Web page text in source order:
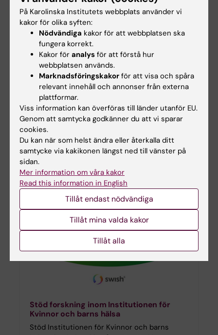
Kompetenscenter för XR-teknik
XR-center som driver innovation, utvärdering
och implementering av XR-teknologi inom
medicinsk utbildning, vård och rehabilitering.
Stöd forskning inom Institutionen för
Kvinnor och barns hälsa
Stöd Institutionen för Kvinnor och barns
På Karolinska Institutets webbplats använder vi
kakor för olika syften:
Nödvändiga kakor för att webbplatsen ska
fungera korrekt.
Kakor för analys för att förstå hur
webbplatsen används.
Marknadsföringskakor för att visa och spåra
relevant innehåll och annonser från externa
plattformar.
Viss information kan överföras till länder utanför EU.
Genom att samtycka godkänner du att vi sparar
cookies.
Du kan när som helst ändra eller återkalla ditt
samtycke via kakikonen längst ned till vänster på
sidan.
Mer information om våra kakor
Read this information in English
Tillåt endast nödvändiga
Tillåt mina valda kakor
Tillåt alla